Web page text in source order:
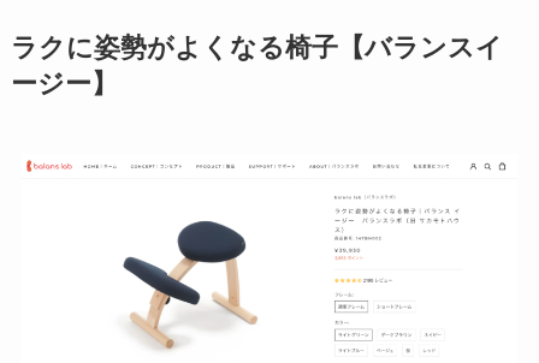
ラクに姿勢がよくなる椅子【バランスイ
ージー】